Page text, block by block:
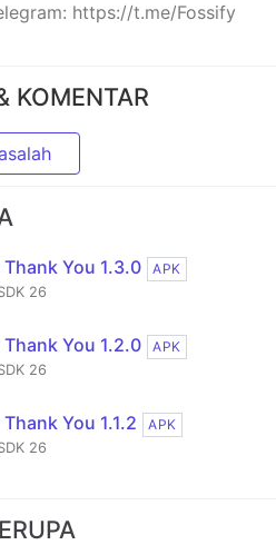
https://t.me/Fossify
KOMENTAR
You 1.3.0
APK
26
You 1.2.0
APK
26
You 1.1.2
APK
26